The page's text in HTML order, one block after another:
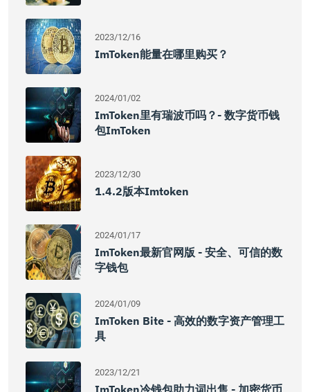
2023/12/16
ImToken能量在哪里购买？
2024/01/02
ImToken里有瑞波币吗？- 数字货币钱
包imToken
2023/12/30
1.4.2版本imtoken
2024/01/17
ImToken最新官网版 - 安全、可信的数
字钱包
2024/01/09
ImToken Bite - 高效的数字资产管理工
具
2023/12/21
ImToken冷钱包助力词出售 - 加密货币